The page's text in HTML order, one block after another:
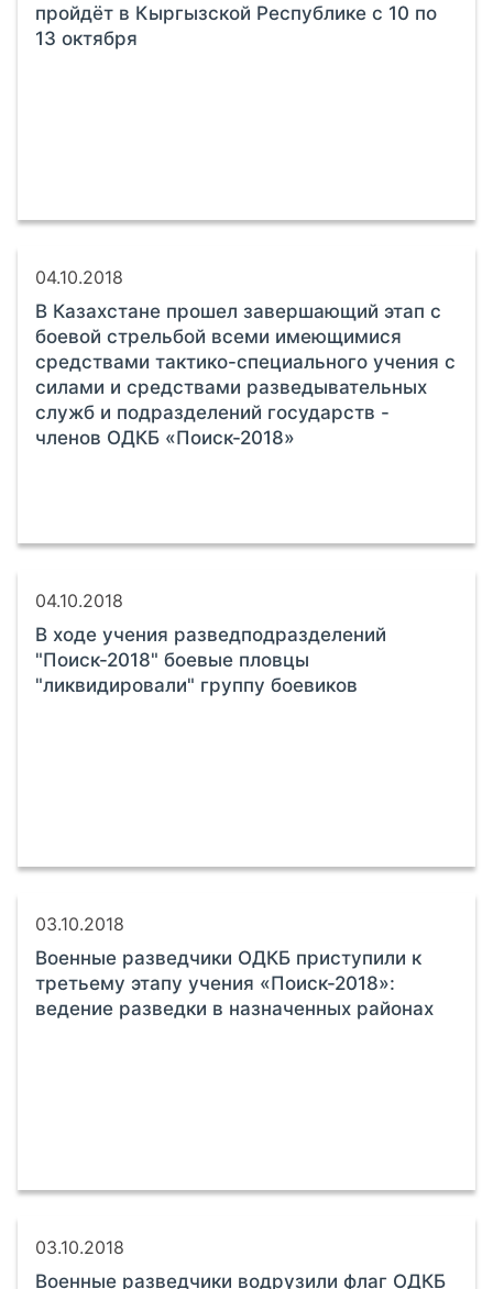
пройдёт в Кыргызской Республике с 10 по
13 октября
04.10.2018
В Казахстане прошел завершающий этап с
боевой стрельбой всеми имеющимися
средствами тактико-специального учения с
силами и средствами разведывательных
служб и подразделений государств -
членов ОДКБ «Поиск-2018»
04.10.2018
В ходе учения разведподразделений
"Поиск-2018" боевые пловцы
"ликвидировали" группу боевиков
03.10.2018
Военные разведчики ОДКБ приступили к
третьему этапу учения «Поиск-2018»:
ведение разведки в назначенных районах
03.10.2018
Военные разведчики водрузили флаг ОДКБ